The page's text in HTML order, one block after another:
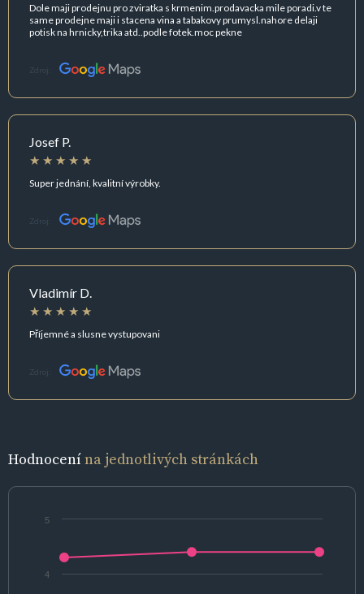
Dole maji prodejnu pro zviratka s krmenim.prodavacka mile poradi.v te
same prodejne maji i stacena vina a tabakovy prumysl.nahore delaji
potisk na hrnicky,trika atd..podle fotek.moc pekne
Zdroj:
Josef P.
Super jednání, kvalitní výrobky.
Zdroj:
Vladimír D.
Příjemné a slusne vystupovani
Zdroj:
Hodnocenína jednotlivých stránkách
4
5